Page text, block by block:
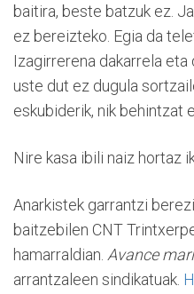
baitira, beste batzuk ez.
ez bereizteko. Egia da
Izagirrerena dakarrela eta
uste dut ez dugula
eskubiderik, nik behintzat
Nire kasa ibili naiz hortaz
Anarkistek garrantzi
baitzebilen CNT
hamarraldian.  Avance
arrantzaleen sindikatuak.